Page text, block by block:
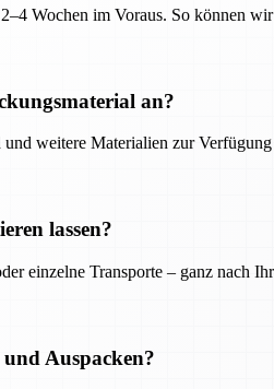
Wochen im Voraus. So können
an?
weitere Materialien zur
lassen?
einzelne Transporte – ganz nach
Auspacken?